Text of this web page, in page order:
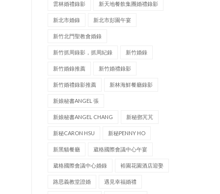
雲林婚禮錄影 新天地餐飲集團婚禮錄影
新北市婚錄 新北市彭園午宴
新竹北門聖教會婚錄
新竹抓周錄影，抓周紀錄 新竹婚錄
新竹婚錄推薦 新竹婚禮錄影
新竹婚禮錄影推薦 新林海鮮餐廳錄影
新娘秘書ANGEL 張
新娘秘書ANGEL CHANG 新秘鄧芃芃
新秘CARON HSU 新秘PENNY HO
新黑貓餐廳 葳格國際會議中心午宴
葳格國際會議中心婚錄 裕園花園酒店迎娶
路思義教堂證婚 遇見幸福婚禮